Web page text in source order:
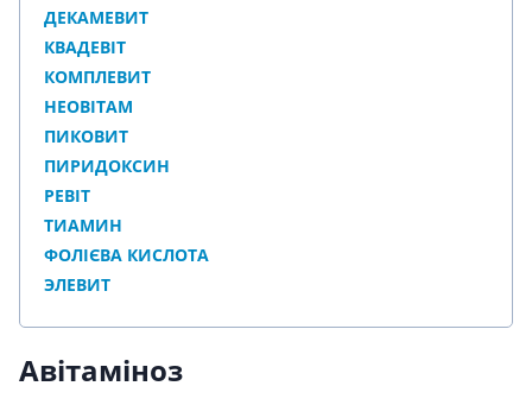
ДЕКАМЕВИТ
КВАДЕВІТ
КОМПЛЕВИТ
НЕОВІТАМ
ПИКОВИТ
ПИРИДОКСИН
РЕВІТ
ТИАМИН
ФОЛІЄВА КИСЛОТА
ЭЛЕВИТ
Авітаміноз